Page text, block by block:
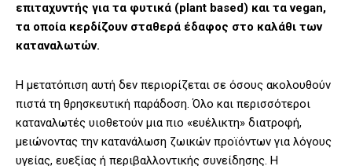
επιταχυντής για τα φυτικά (plant based) και τα vegan,
τα οποία κερδίζουν σταθερά έδαφος στο καλάθι των
καταναλωτών.
Η μετατόπιση αυτή δεν περιορίζεται σε όσους ακολουθούν
πιστά τη θρησκευτική παράδοση. Όλο και περισσότεροι
καταναλωτές υιοθετούν μια πιο «ευέλικτη» διατροφή,
μειώνοντας την κατανάλωση ζωικών προϊόντων για λόγους
υγείας, ευεξίας ή περιβαλλοντικής συνείδησης. Η